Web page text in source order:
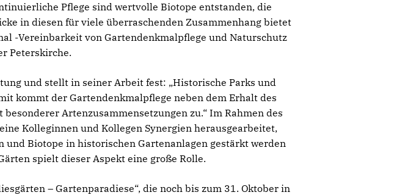
Pflege sind wertvolle Biotope entstanden, die
in diesen für viele überraschenden Zusammenhang bietet
-Vereinbarkeit von Gartendenkmalpflege und Naturschutz
Peterskirche.
und stellt in seiner Arbeit fest: „Historische Parks und
kommt der Gartendenkmalpflege neben dem Erhalt des
Artenzusammensetzungen zu.“ Im Rahmen des
Kolleginnen und Kollegen Synergien herausgearbeitet,
Biotope in historischen Gartenanlagen gestärkt werden
spielt dieser Aspekt eine große Rolle.
– Gartenparadiese“, die noch bis zum 31. Oktober in